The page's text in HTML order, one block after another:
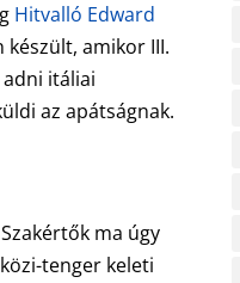
Hitvalló Edward
amikor III.
itáliai
az apátságnak.
ma úgy
tenger keleti